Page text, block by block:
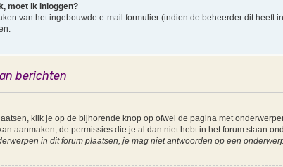
moet ik inloggen?
van het ingebouwde e-mail formulier (indien de beheerder dit heeft
berichten
klik je op de bijhorende knop op ofwel de pagina met
aanmaken, de permissies die je al dan niet hebt in het forum staan
in dit forum plaatsen, je mag niet antwoorden op een